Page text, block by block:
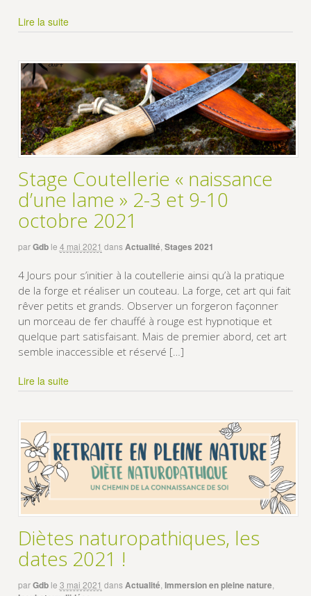
Lire la suite
Stage Coutellerie « naissance
d’une lame » 2-3 et 9-10
octobre 2021
parGdb le 4 mai 2021 dansActualité, Stages 2021
4 Jours pour s’initier à la coutellerie ainsi qu’à la pratique
de la forge et réaliser un couteau. La forge, cet art qui fait
rêver petits et grands. Observer un forgeron façonner
un morceau de fer chauffé à rouge est hypnotique et
quelque part satisfaisant. Mais de premier abord, cet art
semble inaccessible et réservé […]
Lire la suite
Diètes naturopathiques, les
dates 2021 !
parGdb le 3 mai 2021 dansActualité, Immersion en pleine nature,